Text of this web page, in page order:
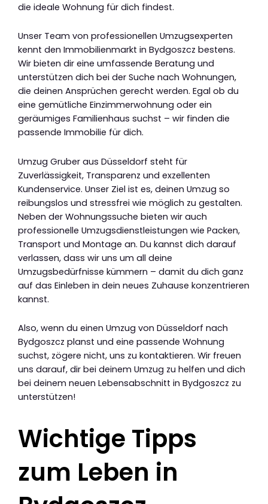
die ideale Wohnung für dich findest.
Unser Team von professionellen Umzugsexperten
kennt den Immobilienmarkt in Bydgoszcz bestens.
Wir bieten dir eine umfassende Beratung und
unterstützen dich bei der Suche nach Wohnungen,
die deinen Ansprüchen gerecht werden. Egal ob du
eine gemütliche Einzimmerwohnung oder ein
geräumiges Familienhaus suchst – wir finden die
passende Immobilie für dich.
Umzug Gruber aus Düsseldorf steht für
Zuverlässigkeit, Transparenz und exzellenten
Kundenservice. Unser Ziel ist es, deinen Umzug so
reibungslos und stressfrei wie möglich zu gestalten.
Neben der Wohnungssuche bieten wir auch
professionelle Umzugsdienstleistungen wie Packen,
Transport und Montage an. Du kannst dich darauf
verlassen, dass wir uns um all deine
Umzugsbedürfnisse kümmern – damit du dich ganz
auf das Einleben in dein neues Zuhause konzentrieren
kannst.
Also, wenn du einen Umzug von Düsseldorf nach
Bydgoszcz planst und eine passende Wohnung
suchst, zögere nicht, uns zu kontaktieren. Wir freuen
uns darauf, dir bei deinem Umzug zu helfen und dich
bei deinem neuen Lebensabschnitt in Bydgoszcz zu
unterstützen!
Wichtige Tipps
zum Leben in